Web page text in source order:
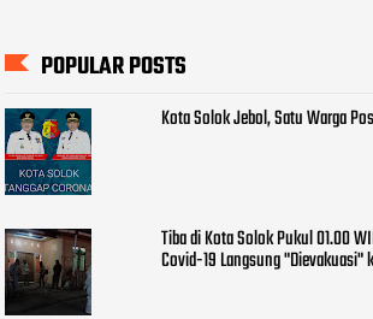
POPULAR POSTS
Kota Solok Jebol, Satu Warga
Tiba di Kota Solok Pukul 01.00
Covid-19 Langsung "Dievakuasi"